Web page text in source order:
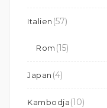
Italien (57)
Rom (15)
Japan (4)
Kambodja(10)